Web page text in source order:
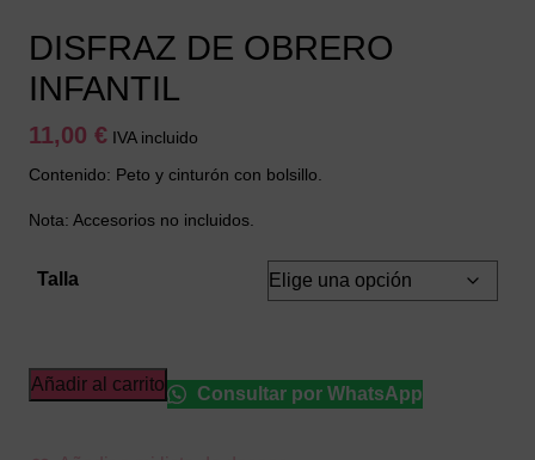
DISFRAZ DE OBRERO
INFANTIL
11,00 € IVA incluido
Contenido: Peto y cinturón con bolsillo.
Nota: Accesorios no incluidos.
Talla
DISFRAZ
Añadir al carrito Consultar por WhatsApp